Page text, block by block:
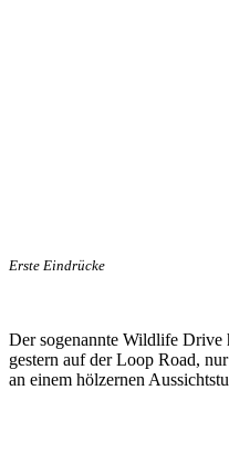
Erste Eindrücke
Der sogenannte Wildlife Drive
gestern auf der Loop Road,
an einem hölzernen